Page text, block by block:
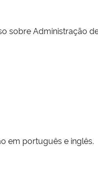
Administração
em português e inglês.